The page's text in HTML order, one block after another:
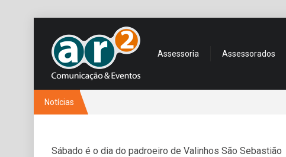
Assessoria Assessorados
Notícias
Sábado é o dia do padroeiro de Valinhos São Sebastião